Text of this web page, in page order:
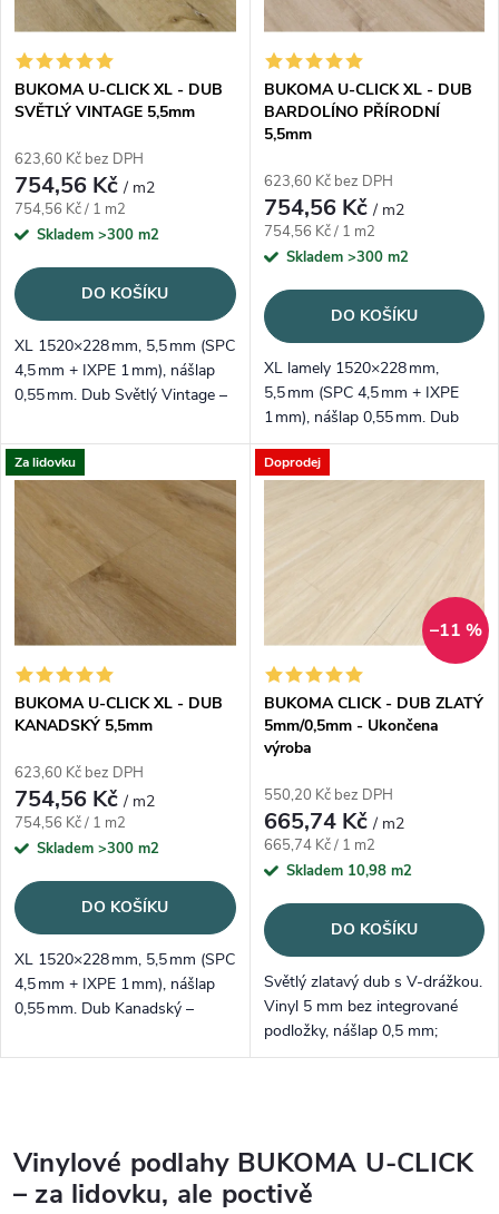
BUKOMA U-CLICK XL - DUB
SVĚTLÝ VINTAGE 5,5mm
623,60 Kč bez DPH
754,56 Kč/ m2
Měrná cena:
754,56 Kč / 1 m2
Skladem >300 m2
DO KOŠÍKU
XL 1520×228 mm, 5,5 mm (SPC
4,5 mm + IXPE 1 mm), nášlap
0,55 mm. Dub Světlý Vintage –
prasklinami pro útulný, ale
moderní interiér.
BUKOMA U-CLICK XL - DUB
BARDOLÍNO PŘÍRODNÍ
5,5mm
623,60 Kč bez DPH
754,56 Kč/ m2
Měrná cena:
754,56 Kč / 1 m2
Skladem >300 m2
DO KOŠÍKU
XL lamely 1520×228 mm,
5,5 mm (SPC 4,5 mm + IXPE
1 mm), nášlap 0,55 mm. Dub
Bardolíno Přírodní – nadčasový,
světle přírodní dekor;
Za lidovku
BUKOMA U-CLICK XL - DUB
KANADSKÝ 5,5mm
623,60 Kč bez DPH
754,56 Kč/ m2
Měrná cena:
754,56 Kč / 1 m2
Skladem >300 m2
DO KOŠÍKU
XL 1520×228 mm, 5,5 mm (SPC
4,5 mm + IXPE 1 mm), nášlap
0,55 mm. Dub Kanadský –
decentními suky; odolný vinyl
Doprodej
–11 %
BUKOMA CLICK - DUB ZLATÝ
5mm/0,5mm - Ukončena
výroba
550,20 Kč bez DPH
665,74 Kč/ m2
Měrná cena:
665,74 Kč / 1 m2
Skladem 10,98 m2
DO KOŠÍKU
Světlý zlatavý dub s V-drážkou.
Vinyl 5 mm bez integrované
podložky, nášlap 0,5 mm;
odolný SPC click – byt i
Vinylové podlahy BUKOMA U-CLICK
– za lidovku, ale poctivě